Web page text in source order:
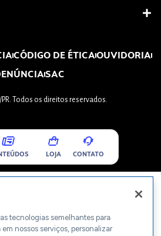
CÓDIGO DE ÉTICAOUVIDORIA
SAC
Todos os direitos reservados.
LOJA CONTATO
tecnologias semelhantes para
nossos serviços, personalizar